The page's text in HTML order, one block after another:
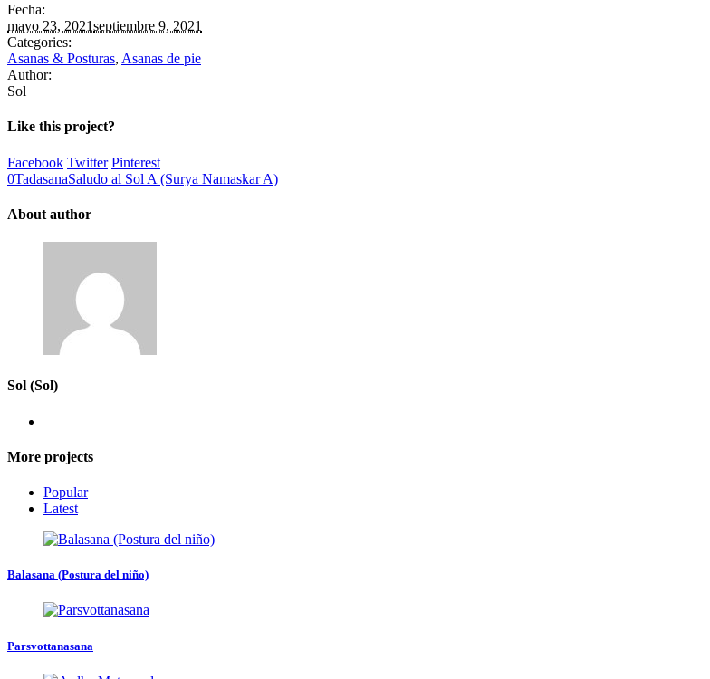
Fecha:
mayo 23, 2021septiembre 9, 2021
Categories:
Asanas & Posturas, Asanas de pie
Author:
Sol
Like this project?
Facebook Twitter Pinterest
0TadasanaSaludo al Sol A (Surya Namaskar A)
About author
Sol (Sol)
More projects
Popular
Latest
Balasana (Postura del niño)
Parsvottanasana